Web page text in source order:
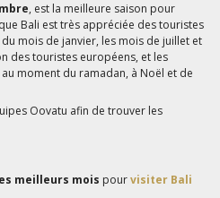
, est la meilleure saison pour
Bali est très appréciée des touristes
mois de janvier, les mois de juillet et
des touristes européens, et les
moment du ramadan, à Noël et de
Oovatu afin de trouver les
meilleurs mois pourvisiter Bali